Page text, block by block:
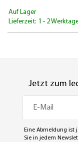
Auf Lager
Lieferzeit: 1 - 2
Jetzt zum
Eine Abmeldung ist
Sie in jedem